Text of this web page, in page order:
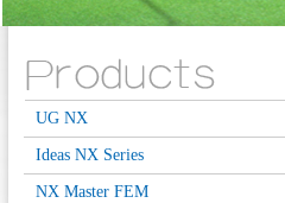
UG NX
Ideas NX Series
NX Master FEM